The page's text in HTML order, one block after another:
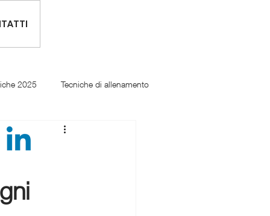
2025 Tecniche di allenamento